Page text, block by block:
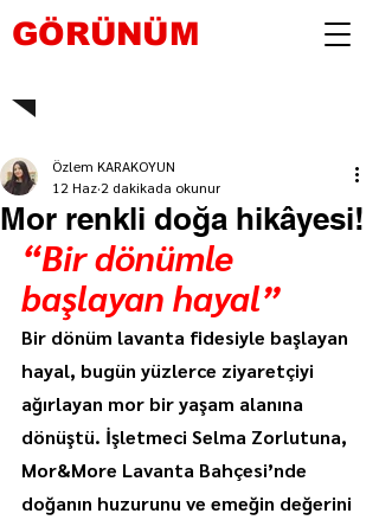
GÖRÜNÜM
Mor renkli doğa hikâyesi!
Özlem KARAKOYUN
12 Haz 2 dakikada okunur
“Bir dönümle
başlayan hayal”
Bir dönüm lavanta fidesiyle başlayan
hayal, bugün yüzlerce ziyaretçiyi
ağırlayan mor bir yaşam alanına
dönüştü. İşletmeci Selma Zorlutuna,
Mor&More Lavanta Bahçesi’nde
doğanın huzurunu ve emeğin değerini